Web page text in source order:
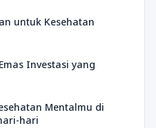
untuk Kesehatan
Investasi yang
Mentalmu di
hari